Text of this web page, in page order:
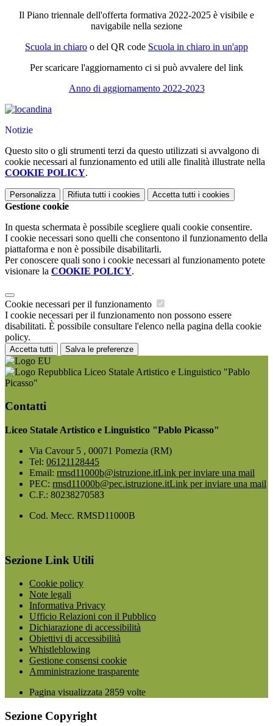
Il Piano triennale dell'offerta formativa 2022-2025 è visibile e
navigabile nella sezione
Scuola in chiaro o del QR code Scuola in chiaro in un'app
Per scaricare l'aggiornamento ci si può avvalere del link
Anno di aggiornamento 2022-2023
Notizie
Questo sito o gli strumenti terzi da questo utilizzati si avvalgono di
cookie necessari al funzionamento ed utili alle finalità illustrate nella
COOKIE POLICY.
Personalizza Rifiuta tutti i cookies Accetta tutti i cookies
Gestione cookie
In questa schermata è possibile scegliere quali cookie consentire.
I cookie necessari sono quelli che consentono il funzionamento della
piattaforma e non è possibile disabilitarli.
Per conoscere quali sono i cookie necessari al funzionamento potete
visionare la COOKIE POLICY.
Cookie necessari per il funzionamento
I cookie necessari per il funzionamento non possono essere
disabilitati. È possibile consultare l'elenco nella pagina della cookie
policy.
Accetta tutti Salva le preferenze
Liceo Statale Artistico e Linguistico "Pablo
Picasso"
Contatti
Liceo Statale Artistico e Linguistico "Pablo Picasso"
Via Cavour 5 , 00071 Pomezia (RM)
Tel: 06121128445
Email: rmsd11000b@istruzione.itLink per inviare una mail
PEC: rmsd11000b@pec.istruzione.itLink per inviare una mail
C.F.: 80238270583
Cod. Mecc. RMSD11000B
Sezione Link Utili
Cookie policy
Note legali
Informativa Privacy
Ufficio Relazioni con il Pubblico
Dichiarazione di accessibilità
Obiettivi di accessibilità
Whistleblowing
Gestione consensi cookie
Amministrazione trasparente
Pagina visualizzata 2859 volte
Sezione Copyright